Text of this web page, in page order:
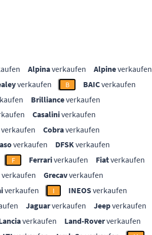
Alpinaverkaufen Alpineverkaufen
verkaufen B BAICverkaufen
Brillianceverkaufen
Casaliniverkaufen
verkaufen Cobraverkaufen
verkaufen DFSKverkaufen
F Ferrariverkaufen Fiatverkaufen
verkaufen Grecavverkaufen
verkaufen I INEOSverkaufen
Jaguarverkaufen Jeepverkaufen
verkaufen Land-Roververkaufen